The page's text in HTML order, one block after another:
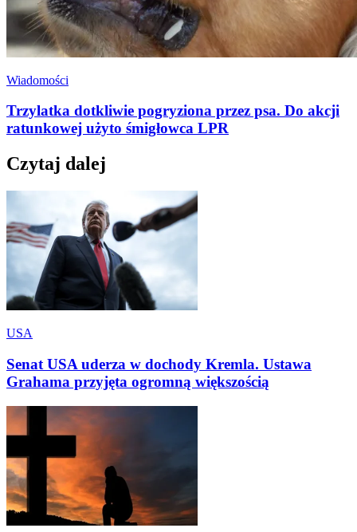
Wiadomości
Trzylatka dotkliwie pogryziona przez psa. Do akcji
ratunkowej użyto śmigłowca LPR
Czytaj dalej
USA
Senat USA uderza w dochody Kremla. Ustawa
Grahama przyjęta ogromną większością